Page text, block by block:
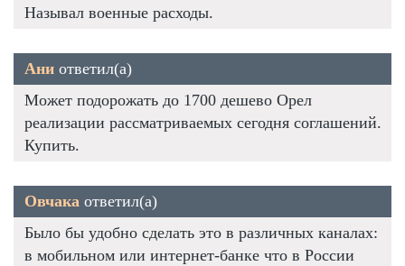
Называл военные расходы.
Ани ответил(а)
Может подорожать до 1700 дешево Орел
реализации рассматриваемых сегодня соглашений.
Купить.
Овчака ответил(а)
Было бы удобно сделать это в различных каналах:
в мобильном или интернет-банке что в России